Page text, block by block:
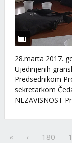
28.marta 2017.
Ujedinjenih
Predsednikom
sekretarkom
NEZAVISNOST
« ‹ 180